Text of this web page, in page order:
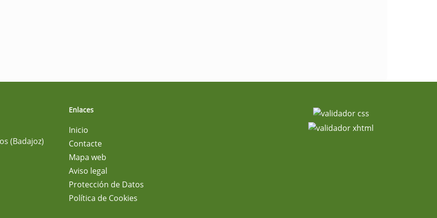
(Badajoz)
Enlaces
Inicio
Contacte
Mapa web
Aviso legal
Protección de Datos
Política de Cookies